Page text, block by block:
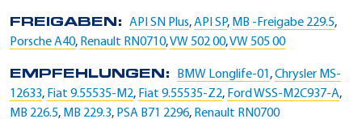
FREIGABEN: API SN Plus,API SP, MB -Freigabe 229.5,
Porsche A40, Renault RN0710,VW 502 00,VW 505 00
EMPFEHLUNGEN: BMW Longlife-01 ,Chrysler MS-
12633, Fiat 9.55535-M2, Fiat 9.55535-Z2, Ford WSS-M2C937-A,
MB 226.5, MB 229.3, PSA B71 2296, Renault RN0700